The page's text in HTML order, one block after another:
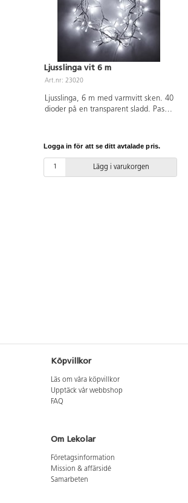
Ljusslinga vit 6 m
Art.nr: 23020
Ljusslinga, 6 m med varmvitt sken. 40
dioder på en transparent sladd. Passar
användas utomhus. IP44. Med
Logga in för att se ditt avtalade pris.
Lägg i varukorgen
Köpvillkor
Läs om våra köpvillkor
Upptäck vår webbshop
FAQ
Om Lekolar
Företagsinformation
Mission & affärsidé
Samarbeten